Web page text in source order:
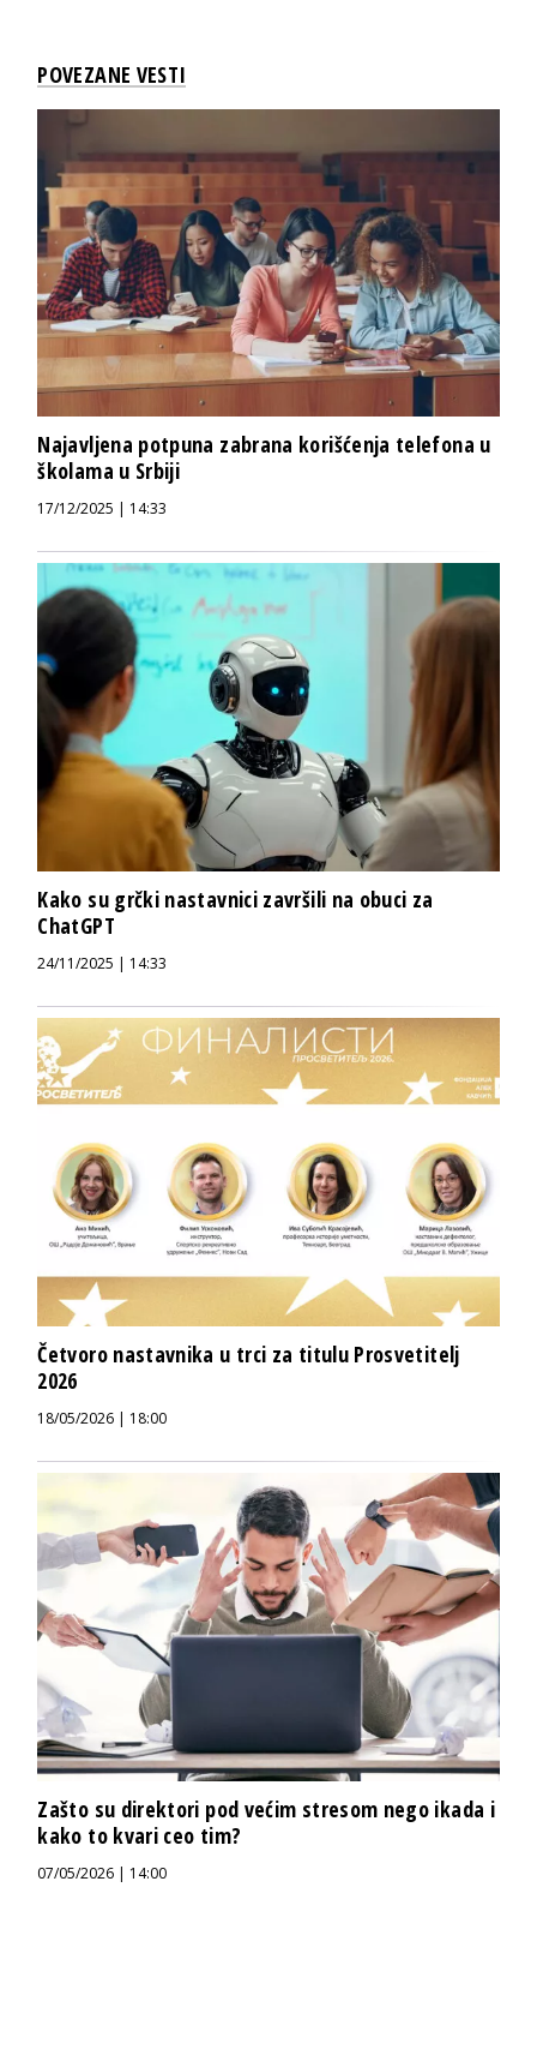
POVEZANE VESTI
Najavljena potpuna zabrana korišćenja telefona u
školama u Srbiji
17/12/2025 | 14:33
Kako su grčki nastavnici završili na obuci za
ChatGPT
24/11/2025 | 14:33
Četvoro nastavnika u trci za titulu Prosvetitelj
2026
18/05/2026 | 18:00
Zašto su direktori pod većim stresom nego ikada i
kako to kvari ceo tim?
07/05/2026 | 14:00